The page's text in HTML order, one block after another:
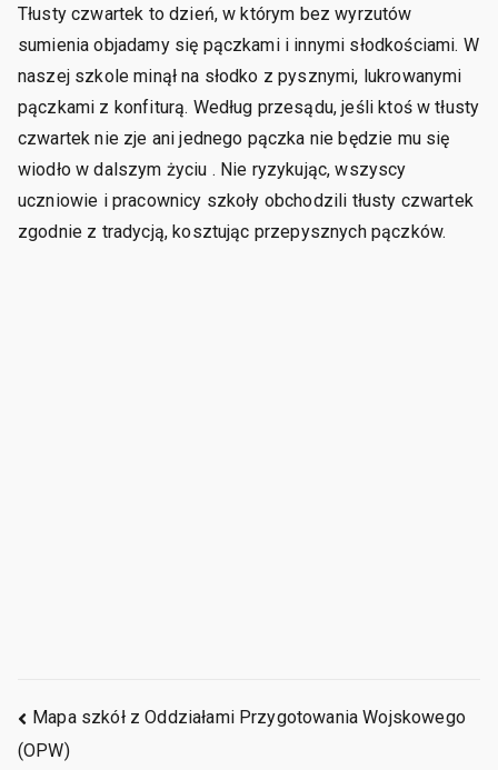
Tłusty czwartek to dzień, w którym bez wyrzutów
sumienia objadamy się pączkami i innymi słodkościami. W
naszej szkole minął na słodko z pysznymi, lukrowanymi
pączkami z konfiturą. Według przesądu, jeśli ktoś w tłusty
czwartek nie zje ani jednego pączka nie będzie mu się
wiodło w dalszym życiu . Nie ryzykując, wszyscy
uczniowie i pracownicy szkoły obchodzili tłusty czwartek
zgodnie z tradycją, kosztując przepysznych pączków.
Mapa szkół z Oddziałami Przygotowania Wojskowego
(OPW)